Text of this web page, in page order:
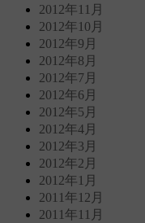
2012年11月
2012年10月
2012年9月
2012年8月
2012年7月
2012年6月
2012年5月
2012年4月
2012年3月
2012年2月
2012年1月
2011年12月
2011年11月